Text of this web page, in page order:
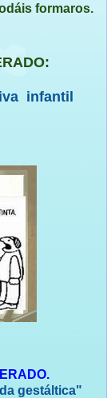
formaros.
infantil
gestáltica"